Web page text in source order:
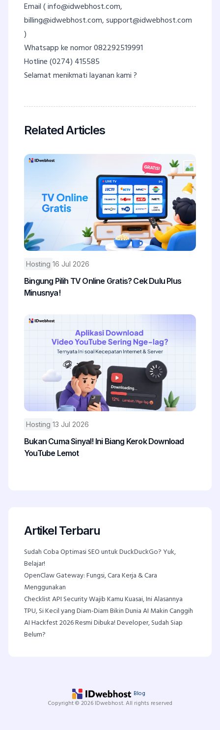
Email (info@idwebhost.com,
billing@idwebhost.com,support@idwebhost.com
)
Whatsapp ke nomor 082292519991
Hotline (0274) 415585
Selamat menikmati layanan kami ?
Related Articles
Hosting 16 Jul 2026
Bingung Pilih TV Online Gratis? Cek Dulu Plus
Minusnya!
Hosting 13 Jul 2026
Bukan Cuma Sinyal! Ini Biang Kerok Download
YouTube Lemot
Artikel Terbaru
Sudah Coba Optimasi SEO untuk DuckDuckGo? Yuk,
Belajar!
OpenClaw Gateway: Fungsi, Cara Kerja & Cara
Menggunakan
Checklist API Security Wajib Kamu Kuasai, Ini Alasannya
TPU, Si Kecil yang Diam-Diam Bikin Dunia AI Makin Canggih
AI Hackfest 2026 Resmi Dibuka! Developer, Sudah Siap
Belum?
Blog
Copyright © 2026 IDwebhost. All rights reserved